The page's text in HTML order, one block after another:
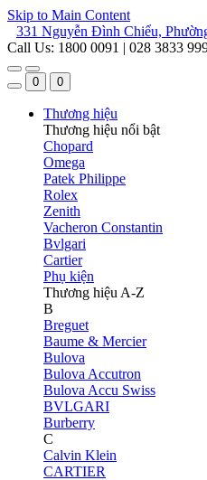
Skip to Main Content
331 Nguyễn Đình Chiểu,
Call Us: 1800 0091 | 028 3833
0 0
Thương hiệu
Thương hiệu nổi bật
Chopard
Omega
Patek Philippe
Rolex
Zenith
Vacheron Constantin
Bvlgari
Cartier
Phụ kiện
Thương hiệu A-Z
B
Breguet
Baume & Mercier
Bulova
Bulova Accutron
Bulova Accu Swiss
BVLGARI
Burberry
C
Calvin Klein
CARTIER